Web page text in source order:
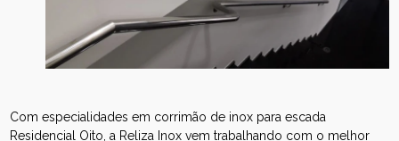
Com especialidades em corrimão de inox para escada
Residencial Oito, a Reliza Inox vem trabalhando com o melhor